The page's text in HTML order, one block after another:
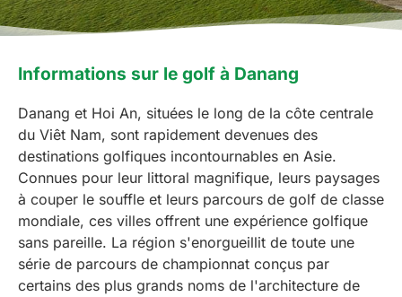
Informations sur le golf à Danang
Danang et Hoi An, situées le long de la côte centrale
du Viêt Nam, sont rapidement devenues des
destinations golfiques incontournables en Asie.
Connues pour leur littoral magnifique, leurs paysages
à couper le souffle et leurs parcours de golf de classe
mondiale, ces villes offrent une expérience golfique
sans pareille. La région s'enorgueillit de toute une
série de parcours de championnat conçus par
certains des plus grands noms de l'architecture de